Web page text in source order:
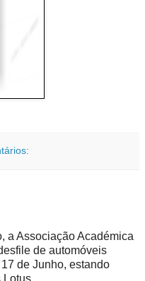
a Associação Académica
de automóveis
de Junho, estando